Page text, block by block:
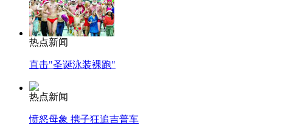
热点新闻
直击"圣诞泳装裸跑"
热点新闻
愤怒母象 携子狂追吉普车